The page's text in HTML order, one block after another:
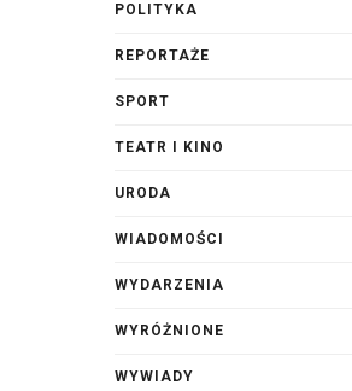
POLITYKA
REPORTAŻE
SPORT
TEATR I KINO
URODA
WIADOMOŚCI
WYDARZENIA
WYRÓŻNIONE
WYWIADY